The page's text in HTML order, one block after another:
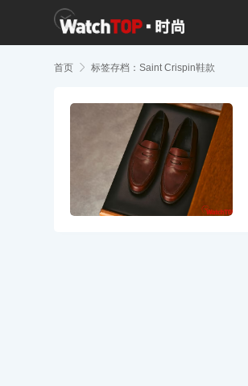
首页  标签存档：Saint Crispin鞋款